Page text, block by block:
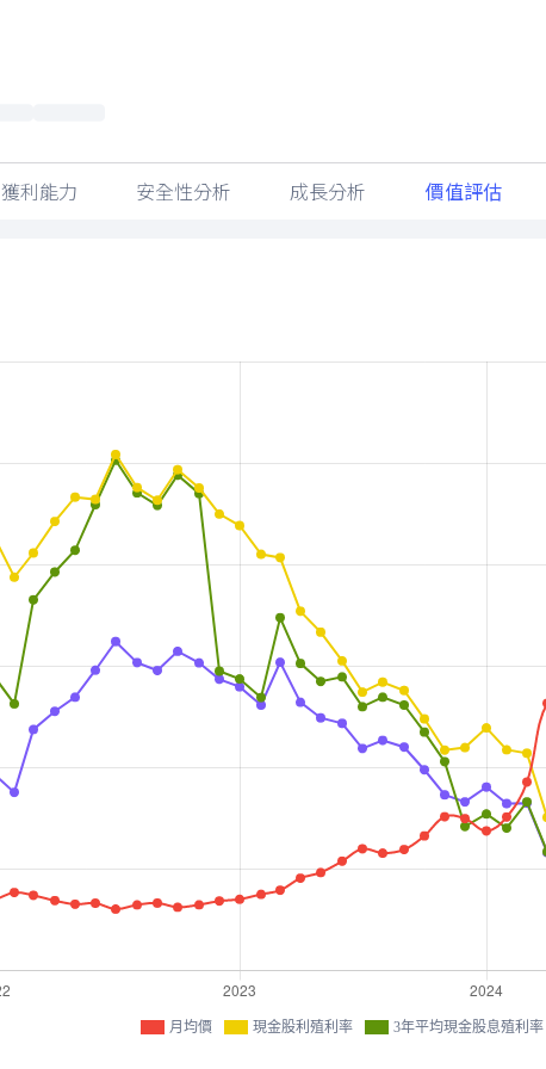
獲利能力 安全性分析 成長分析 價值評估
月均價 現金股利殖利率 3年平均現金股息殖利率